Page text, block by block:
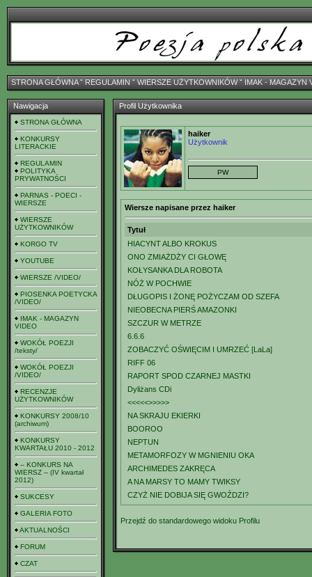
STRONA GŁÓWNAˇ REGULAMIN ˇ WIERSZE UŻYTKOWNIKÓWˇ IMAK - MAGAZYN
Nawigacja
STRONA GŁÓWNA
KONKURSY
LITERACKIE
REGULAMIN
POLITYKA
PRYWATNOŚCI
PARNAS - POECI -
WIERSZE
WIERSZE
UŻYTKOWNIKÓW
KORGO TV
YOUTUBE
WIERSZE /VIDEO/
PIOSENKA POETYCKA
/VIDEO/
IMAK - MAGAZYN
VIDEO
WOKÓŁ POEZJI
/teksty/
WOKÓŁ POEZJI
/VIDEO/
RECENZJE
UŻYTKOWNIKÓW
KONKURSY 2008/10
(archiwum)
KONKURSY
KWARTAŁU 2010 - 2012
-- KONKURS NA
WIERSZ -- (IV kwartał
2012)
SUKCESY
GALERIA FOTO
AKTUALNOŚCI
FORUM
CZAT
Profil Użytkownika
haiker
Użytkownik
Wiersze napisane przez haiker
Tytuł
HIACYNT ALBO KROKUS
ONO ZMIAŻDŻY CI GŁOWĘ
KOŁYSANKA DLA ROBOTA
NÓŻ W POCHWIE
DŁUGOPIS I ŻONĘ POŻYCZAM OD SZEFA
NIEOBECNA PIERŚ AMAZONKI
SZCZUR W METRZE
6.6.6
ZOBACZYĆ OŚWIĘCIM I UMRZEĆ [LaLa]
RIFF 06
RAPORT SPOD CZARNEJ MASTKI
Dyliżans CDi
<<<<<>>>>>
NA SKRAJU EKIERKI
BOOROO
NEPTUN
METAMORFOZY W MGNIENIU OKA
ARCHIMEDES ZAKRĘCA
A NA MARSY TO MAMY TWIKSY
CZYŻ NIE DOBIJA SIĘ GWOŹDZI?
Przejdź do standardowego widoku Profilu